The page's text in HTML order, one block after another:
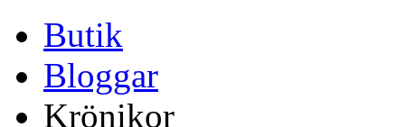
Butik
Bloggar
Krönikor